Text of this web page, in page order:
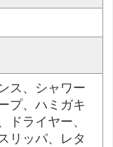
ス、シャワー
プ、ハミガキ
ドライヤー、
リッパ、レタ